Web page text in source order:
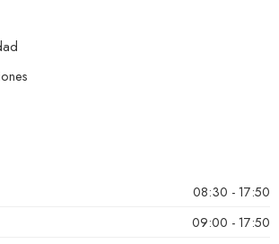
08:30 - 17:50
09:00 - 17:50